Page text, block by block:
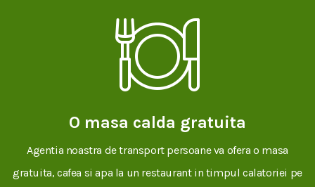
O masa calda gratuita
Agentia noastra de transport persoane va ofera o masa
gratuita, cafea si apa la un restaurant in timpul calatoriei pe